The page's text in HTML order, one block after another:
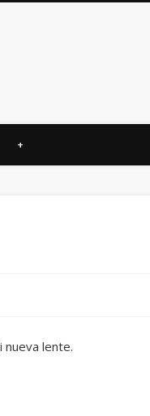
+
nueva lente.